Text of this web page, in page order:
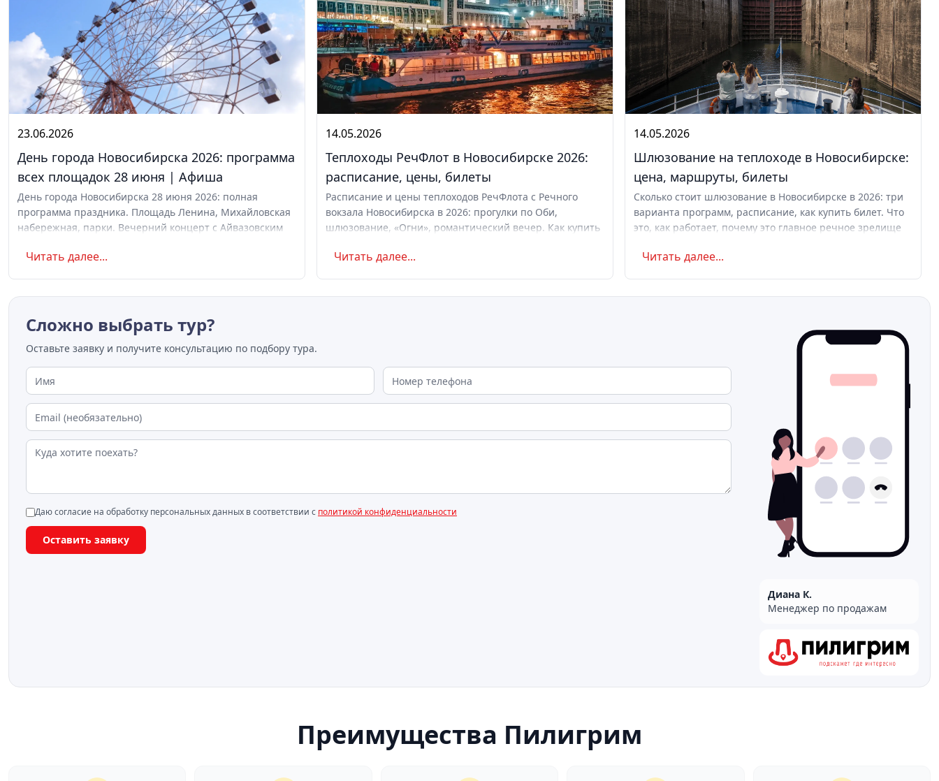
23.06.2026
День города Новосибирска 2026: программа
всех площадок 28 июня | Афиша
День города Новосибирска 28 июня 2026: полная
программа праздника. Площадь Ленина, Михайловская
набережная, парки. Вечерний концерт с Айвазовским
бесплатным входом
Читать далее...
14.05.2026
Теплоходы РечФлот в Новосибирске 2026:
расписание, цены, билеты
Расписание и цены теплоходов РечФлота с Речного
вокзала Новосибирска в 2026: прогулки по Оби,
шлюзование, «Огни», романтический вечер. Как купить
Читать далее...
14.05.2026
Шлюзование на теплоходе в Новосибирске:
цена, маршруты, билеты
Сколько стоит шлюзование в Новосибирске в 2026: три
варианта программ, расписание, как купить билет. Что
это, как работает, почему это главное речное зрелище
Читать далее...
Сложно выбрать тур?
Оставьте заявку и получите консультацию по подбору тура.
Даю согласие на обработку персональных данных в соответствии с политикой конфиденциальности
Оставить заявку
Диана К.
Менеджер по продажам
Преимущества Пилигрим